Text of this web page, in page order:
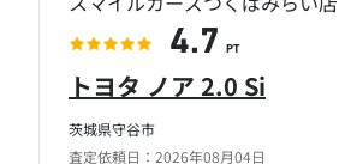
茨城県守谷市
査定依頼日：2026年08月04日
トヨタ ノア 2.0 Si
4.7 PT